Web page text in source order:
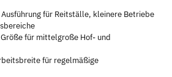
für Reitställe, kleinere Betriebe
für mittelgroße Hof- und
für regelmäßige